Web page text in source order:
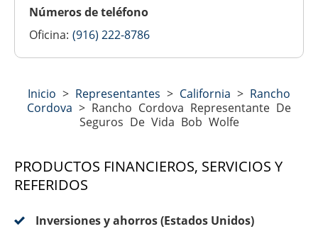
Números de teléfono
Oficina: (916) 222-8786
Inicio > Representantes > California > Rancho
Cordova > Rancho Cordova Representante De
Seguros De Vida Bob Wolfe
PRODUCTOS FINANCIEROS, SERVICIOS Y
REFERIDOS
Inversiones y ahorros (Estados Unidos)